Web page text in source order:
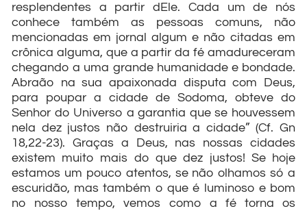
resplendentes a partir dEle. Cada um de nós
conhece também as pessoas comuns, não
mencionadas em jornal algum e não citadas em
crônica alguma, que a partir da fé amadureceram
chegando a uma grande humanidade e bondade.
Abraão na sua apaixonada disputa com Deus,
para poupar a cidade de Sodoma, obteve do
Senhor do Universo a garantia que se houvessem
nela dez justos não destruiria a cidade” (Cf. Gn
18,22-23). Graças a Deus, nas nossas cidades
existem muito mais do que dez justos! Se hoje
estamos um pouco atentos, se não olhamos só a
escuridão, mas também o que é luminoso e bom
no nosso tempo, vemos como a fé torna os